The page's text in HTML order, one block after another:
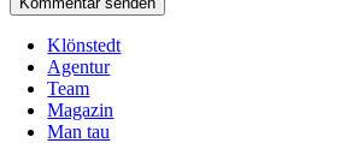
Klönstedt
Agentur
Team
Magazin
Man tau